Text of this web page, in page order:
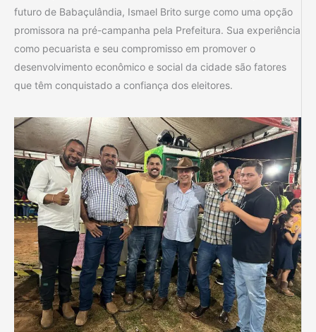
futuro de Babaçulândia, Ismael Brito surge como uma opção
promissora na pré-campanha pela Prefeitura. Sua experiência
como pecuarista e seu compromisso em promover o
desenvolvimento econômico e social da cidade são fatores
que têm conquistado a confiança dos eleitores.